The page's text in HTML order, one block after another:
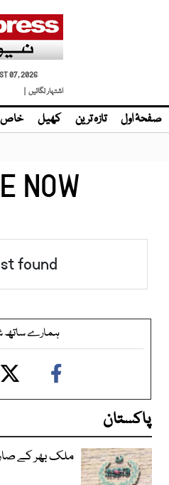
07, 2026
اشتہار لگائیں |
صفحۂ اول تازہ ترین کھیل خاص
NOW
found
ہمارے ساتھ
پاکستان
ملک بھر کے